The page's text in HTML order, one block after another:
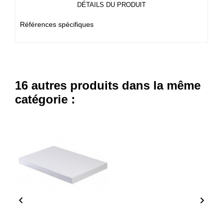
DÉTAILS DU PRODUIT
Références spécifiques
16 autres produits dans la même
catégorie :
 